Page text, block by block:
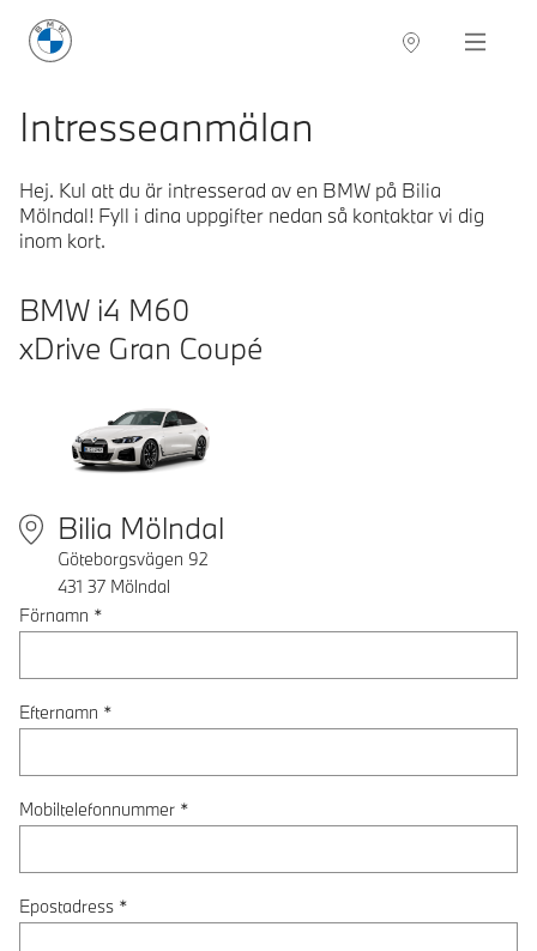
BMW Sverige Navigation
Intresseanmälan
Hej. Kul att du är intresserad av en BMW på Bilia
Mölndal! Fyll i dina uppgifter nedan så kontaktar vi dig
inom kort.
BMW i4 M60
xDrive Gran Coupé
Bilia Mölndal
Göteborgsvägen 92
431 37 Mölndal
Förnamn *
Efternamn *
Mobiltelefonnummer *
Epostadress *